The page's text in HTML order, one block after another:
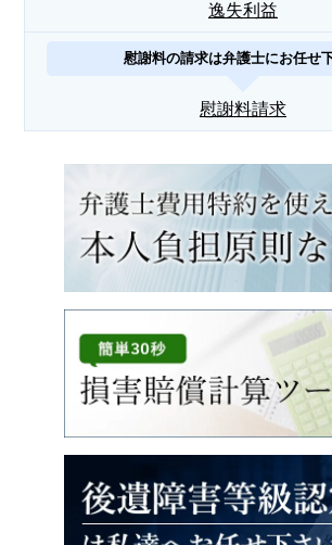
逸失利益
慰謝料の請求は弁護士にお任せ
慰謝料請求